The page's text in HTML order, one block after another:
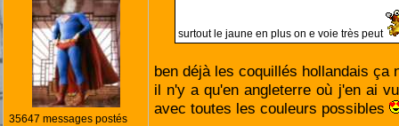
35647 messages postés
surtout le jaune en plus on e voie très peut
ben déjà les coquillés hollandais ça
il n'y a qu'en angleterre où j'en ai
avec toutes les couleurs possibles